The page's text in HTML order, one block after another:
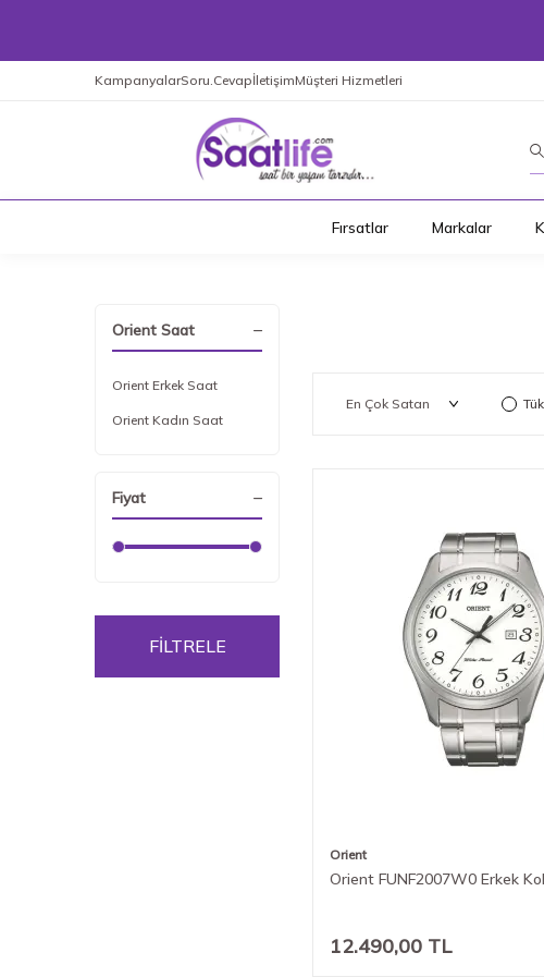
KampanyalarSoru.CevapİletişimMüşteri Hizmetleri
Fırsatlar Markalar
Orient Saat
Orient Erkek Saat
Orient Kadın Saat
Fiyat
FİLTRELE
Orient
Orient FUNF2007W0 Erkek
12.490,00 TL